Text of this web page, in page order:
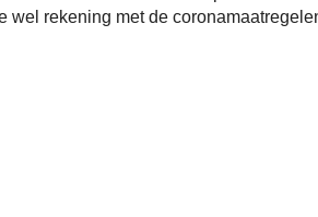
wel rekening met de